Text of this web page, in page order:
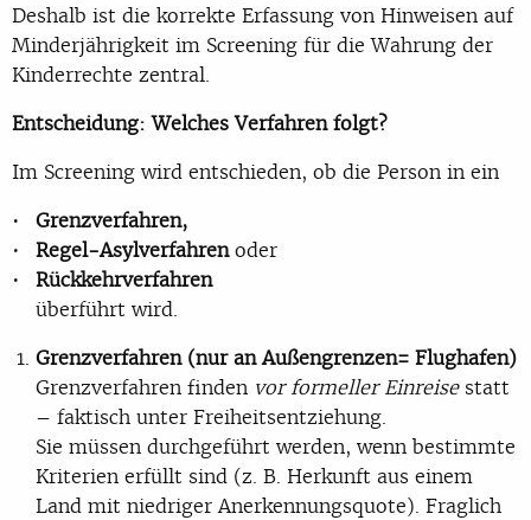
Deshalb ist die korrekte Erfassung von Hinweisen auf
Minderjährigkeit im Screening für die Wahrung der
Kinderrechte zentral.
Entscheidung: Welches Verfahren folgt?
Im Screening wird entschieden, ob die Person in ein
Grenzverfahren,
Regel-Asylverfahrenoder
Rückkehrverfahren
überführt wird.
Grenzverfahren (nur an Außengrenzen= Flughafen)
Grenzverfahren finden vor formeller Einreisestatt
– faktisch unter Freiheitsentziehung.
Sie müssen durchgeführt werden, wenn bestimmte
Kriterien erfüllt sind (z. B. Herkunft aus einem
Land mit niedriger Anerkennungsquote). Fraglich